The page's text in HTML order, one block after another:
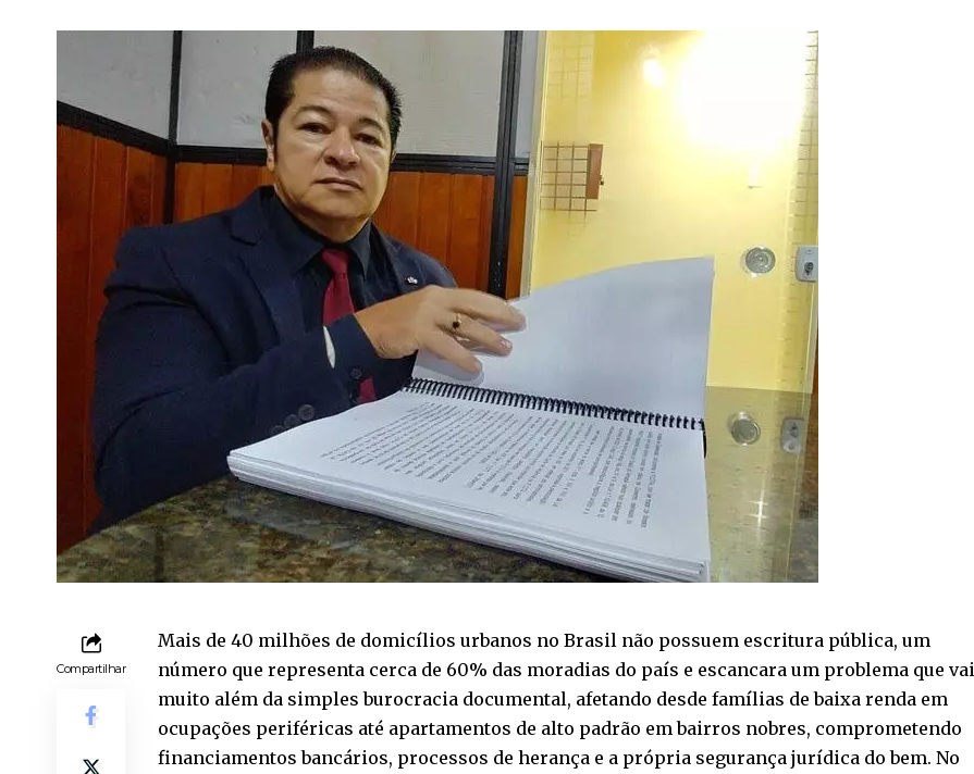
Compartilhar
Mais de 40 milhões de domicílios urbanos no Brasil não possuem escritura pública, um
número que representa cerca de 60% das moradias do país e escancara um problema que vai
muito além da simples burocracia documental, afetando desde famílias de baixa renda em
ocupações periféricas até apartamentos de alto padrão em bairros nobres, comprometendo
financiamentos bancários, processos de herança e a própria segurança jurídica do bem. No